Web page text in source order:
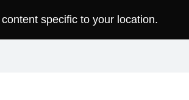
specific to your location.